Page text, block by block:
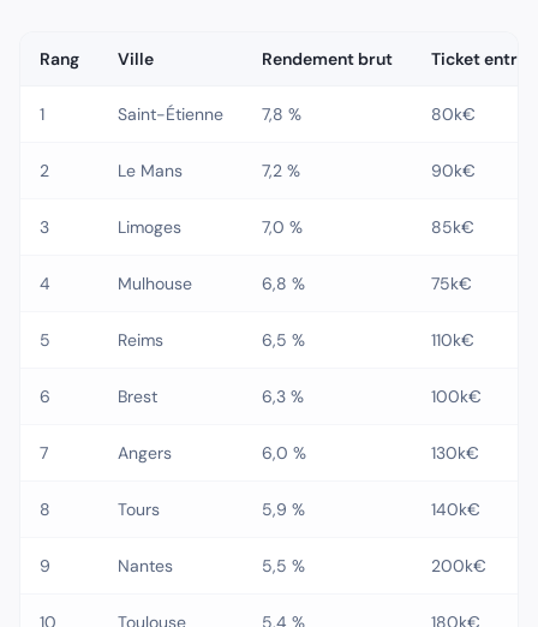
Rang Ville Rendement brut Ticket entrée
1 Saint-Étienne 7,8 % 80k€
2 Le Mans 7,2 % 90k€
3 Limoges 7,0 % 85k€
4 Mulhouse 6,8 % 75k€
5 Reims 6,5 % 110k€
6 Brest 6,3 % 100k€
7 Angers 6,0 % 130k€
8 Tours 5,9 % 140k€
9 Nantes 5,5 % 200k€
10 Toulouse 5,4 % 180k€